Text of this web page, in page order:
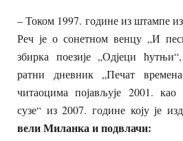
– Током 1997. године из штампе
Реч је о сонетном венцу „И
збирка поезије „Одјеци
ратни дневник „Печат
читаоцима појављује 2001.
сузе“ из 2007. године коју је
вели Миланка и подвлачи: